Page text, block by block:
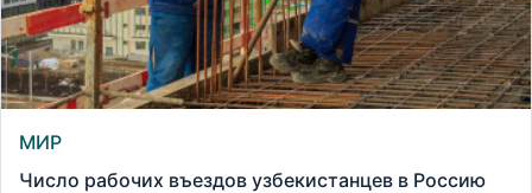
МИР
Число рабочих въездов узбекистанцев в Россию